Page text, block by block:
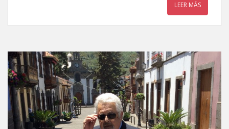
LEER MÁS